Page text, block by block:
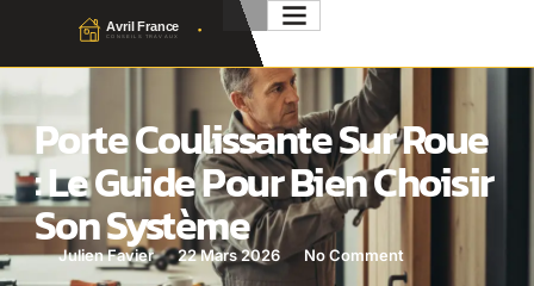
Porte Coulissante Sur Roue
: Le Guide Pour Bien Choisir
Son Système
Julien Favier 22 Mars 2026 No Comment